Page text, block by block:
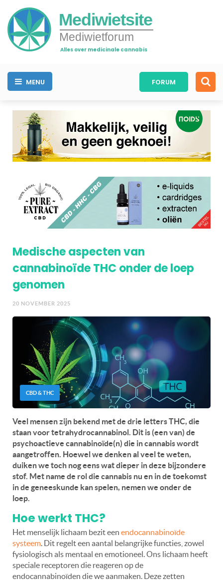
Mediwietsite
Mediwietforum
Alles over medicinale cannabis
MENU FORUM
Medische aspecten van
cannabinoïde THC onder de loep
genomen
20 NOVEMBER 2025
CBD & THC
Veel mensen zijn bekend met de drie letters THC, die
staan voor tetrahydrocannabinol. Dit is (een van) de
psychoactieve cannabinoïde(n) die in cannabis wordt
aangetroffen. Hoewel we denken al veel te weten,
duiken we toch nog eens wat dieper in deze bijzondere
stof. Met name de rol die cannabis nu en in de toekomst
in de geneeskunde kan spelen, nemen we onder de
loep.
Hoe werkt THC?
Het menselijk lichaam bezit een endocannabinoïde
systeem. Dit regelt een aantal belangrijke functies, zowel
fysiologisch als mentaal en emotioneel. Ons lichaam heeft
speciale receptoren die reageren op de
endocannabinoïden die we aanmaken. Deze zetten